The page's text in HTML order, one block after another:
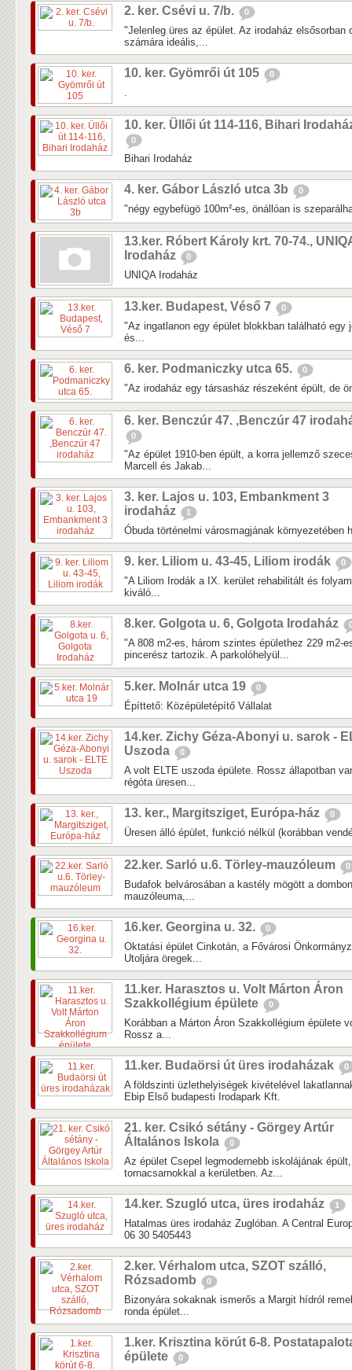
2. ker. Csévi u. 7/b. 0
"Jelenleg üres az épület. Az irodaház elsősorban
számára ideális,...
10. ker. Gyömrői út 105 0
.
10. ker. Üllői út 114-116, Bihari
0
Bihari Irodaház
4. ker. Gábor László utca 3b 0
"négy egybefügö 100m²-es, önállóan is
13.ker. Róbert Károly krt. 70-74.,
Irodaház
0
UNIQA Irodaház
13.ker. Budapest, Véső 7 0
"Az ingatlanon egy épület blokkban található egy
és...
6. ker. Podmaniczky utca 65. 0
"Az irodaház egy társasház részeként épült, de
6. ker. Benczúr 47. ,Benczúr 47
0
"Az épület 1910-ben épült, a korra jellemző
Marcell és Jakab...
3. ker. Lajos u. 103, Embankment 3
irodaház
1
Óbuda történelmi városmagjának környezetében
9. ker. Liliom u. 43-45, Liliom irodák 0
"A Liliom Irodák a IX. kerület rehabilitált és
kiváló...
8.ker. Golgota u. 6, Golgota Irodaház
"A 808 m2-es, három szintes épülethez 229 m2-
pincerész tartozik. A parkolóhelyül...
5.ker. Molnár utca 19 0
Építtető: Középületépítő Vállalat
14.ker. Zichy Géza-Abonyi u. sarok -
Uszoda
0
A volt ELTE uszoda épülete. Rossz állapotban
régóta üresen...
13. ker., Margitsziget, Európa-ház 0
Üresen álló épület, funkció nélkül (korábban
22.ker. Sarló u.6. Törley-mauzóleum 0
Budafok belvárosában a kastély mögött a
mauzóleuma,...
16.ker. Georgina u. 32. 0
Oktatási épület Cinkotán, a Fővárosi
Utoljára öregek...
11.ker. Harasztos u. Volt Márton Áron
Szakkollégium épülete
0
Korábban a Márton Áron Szakkollégium épülete
Rossz a...
11.ker. Budaörsi út üres irodaházak 0
A földszinti üzlethelyiségek kivételével
Ebip Első budapesti Irodapark Kft.
21. ker. Csikó sétány - Görgey Artúr
Általános Iskola
0
Az épület Csepel legmodernebb iskolájának
tornacsarnokkal a kerületben. Az...
14.ker. Szugló utca, üres irodaház 1
Hatalmas üres irodaház Zuglóban. A Central
06 30 5405443
2.ker. Vérhalom utca, SZOT szálló,
Rózsadomb
0
Bizonyára sokaknak ismerős a Margit hídról
ronda épület...
1.ker. Krisztina körút 6-8.
épülete
0